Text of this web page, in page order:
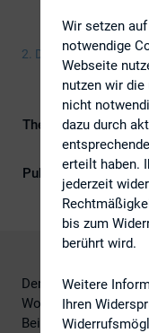
2. Dezember 2016
Themengebiete
Publikationsform
Der Fondsverband
Bei den meisten
Wir setzen
notwendige
Webseite
nutzen wir
nicht
dazu durch
erteilt haben.
jederzeit
bis zum
berührt wird.
Weitere
Ihren